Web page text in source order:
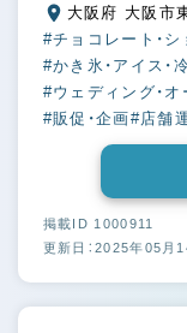
#チョコレート・
#かき氷・アイス・
#ウェディング・
#販促・企画#店舗
掲載ID 1000911
更新日：2025年05月